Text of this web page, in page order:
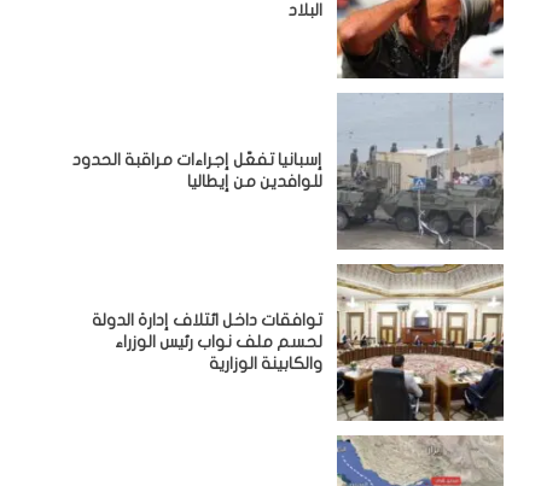
البلاد
إسبانيا تفعّل إجراءات مراقبة الحدود
للوافدين من إيطاليا
توافقات داخل ائتلاف إدارة الدولة
لحسم ملف نواب رئيس الوزراء
والكابينة الوزارية